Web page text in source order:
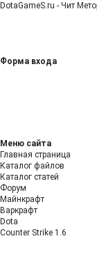
DotaGameS.ru - Чит
Форма входа
Меню сайта
Главная страница
Каталог файлов
Каталог статей
Форум
Майнкрафт
Варкрафт
Dota
Counter Strike 1.6